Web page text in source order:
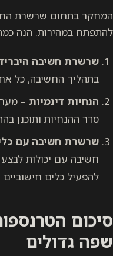
המחקר בתחום שרשרת
להתפתח במהירות. הנה כמה
שרשרת חשיבה
בתהליך החשיבה, כל
הנחיות דינמיות –
סדר ההנחיות ותוכנן
שרשרת חשיבה עם
חשיבה עם יכולות
להפעיל כלים חישוביים
סיכום
שפה גדולים